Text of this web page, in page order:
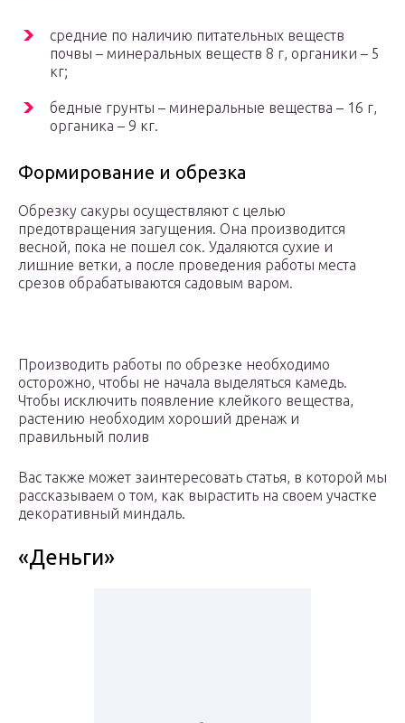
средние по наличию питательных веществ
почвы – минеральных веществ 8 г, органики – 5
кг;
бедные грунты – минеральные вещества – 16 г,
органика – 9 кг.
Формирование и обрезка
Обрезку сакуры осуществляют с целью
предотвращения загущения. Она производится
весной, пока не пошел сок. Удаляются сухие и
лишние ветки, а после проведения работы места
срезов обрабатываются садовым варом.
Производить работы по обрезке необходимо
осторожно, чтобы не начала выделяться камедь.
Чтобы исключить появление клейкого вещества,
растению необходим хороший дренаж и
правильный полив
Вас также может заинтересовать статья, в которой мы
рассказываем о том, как вырастить на своем участке
декоративный миндаль.
«Деньги»